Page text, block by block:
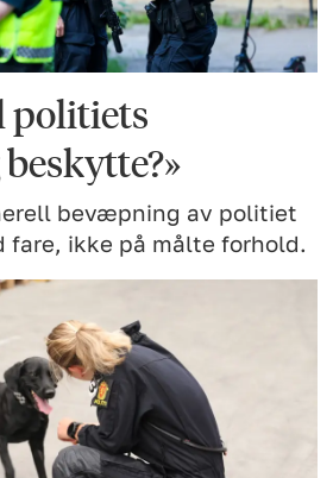
politiets
bevæpning av politiet
fare, ikke på målte forhold.